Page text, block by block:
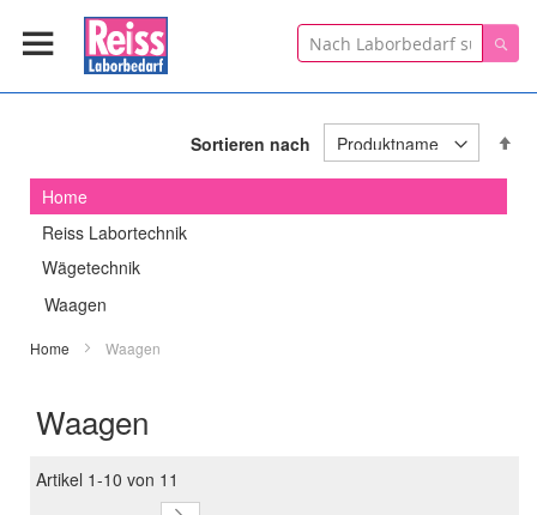
Suche
Home Waagen
Waagen
Artikel 1-10 von 11
Sie lesen gerade Seite
Seite
Sortieren nach
Home
Reiss Labortechnik
Wägetechnik
Waagen